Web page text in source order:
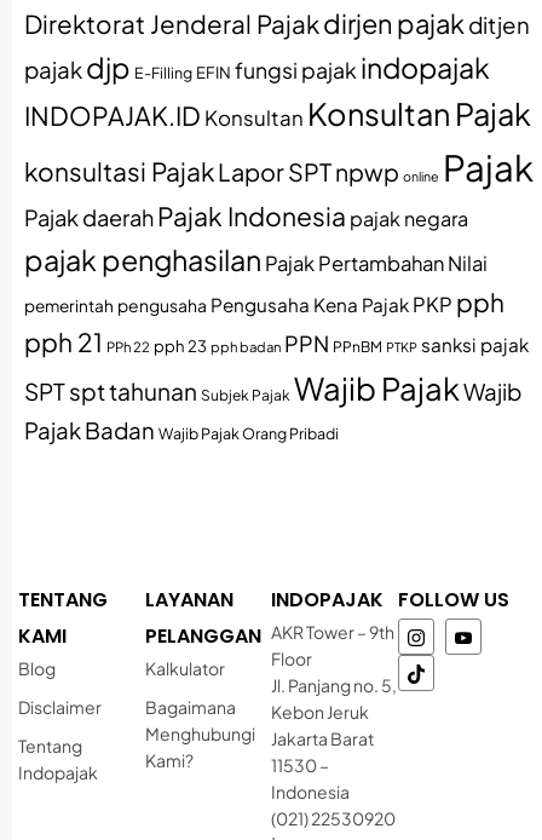
Direktorat Jenderal Pajakdirjen pajak ditjen
pajakdjp E-Filling EFIN fungsi pajak indopajak
INDOPAJAK.ID Konsultan Konsultan Pajak
konsultasi PajakLapor SPTnpwp online Pajak
Pajak daerahPajak Indonesia pajak negara
pajak penghasilan Pajak Pertambahan Nilai
pemerintah pengusaha Pengusaha Kena Pajak PKP pph
pph 21 PPh 22 pph 23 pph badan PPN PPnBM PTKP sanksi pajak
SPTspt tahunan Subjek Pajak Wajib PajakWajib
Pajak Badan Wajib Pajak Orang Pribadi
TENTANG
KAMI
Blog
Disclaimer
Tentang
Indopajak
LAYANAN
PELANGGAN
Kalkulator
Bagaimana
Menghubungi
Kami?
INDOPAJAK
AKR Tower – 9th
Floor
Jl. Panjang no. 5,
Kebon Jeruk
Jakarta Barat
11530 –
Indonesia
(021) 22530920
FOLLOW US